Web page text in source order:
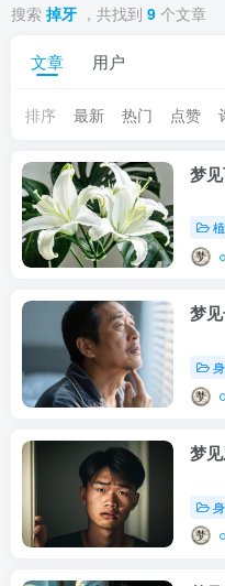
搜索 掉牙 ，共找到 9 个文章
文章 用户
排序 最新 热门 点赞
梦
梦
梦